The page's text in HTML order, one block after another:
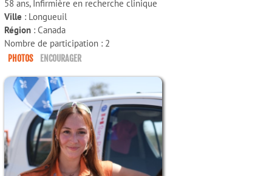
58 ans, Infirmière en recherche clinique
Ville : Longueuil
Région : Canada
Nombre de participation : 2
PHOTOS ENCOURAGER